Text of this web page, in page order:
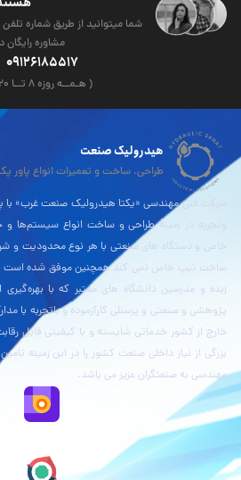
شما میتوانید از طریق شماره
مشاوره رایگان
09126185517
( هـمــه روزه ۸ تــا ۲۰ )
هیدرولیک صنعت
طراحی، ساخت و تعمیرات انواع پاور
شرکت فنی مهندسی «یکتا هیدرولیک صنعت غرب»
وتجربه در زمینۀ طراحی و ساخت انواع سیستم‌ها
خاص و دستگاه های صنعتی با هر نوع محدودیت و
ساخت تیپ خاص نمی کند همچنین موفق شده است با
زبده و مدرسین دانشگاه های معتبر که با
پژوهشی و صنعتی و پرسنلی کارآزموده و باتجربه با
خارج از کشور خدماتی شایسته و با کیفیتی قابل
بزرگی از نیاز داخلی صنعت کشور را در این زمینه
مهندسی به صنعتگران عزیز می باشد.